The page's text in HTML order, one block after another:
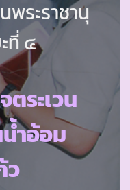
พระราชานุ
ที่ ๔
ตระเวน
ำอ้อม
ว